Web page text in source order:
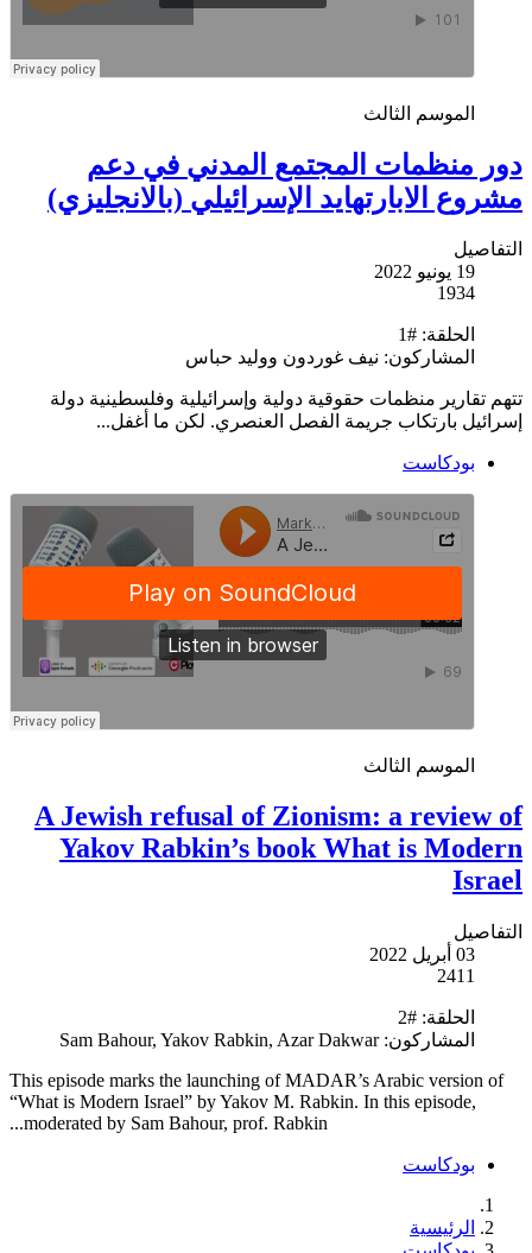
الموسم الثالث
دور منظمات المجتمع المدني في دعم
مشروع الابارتهايد الإسرائيلي (بالانجليزي)
التفاصيل
19 يونيو 2022
1934
الحلقة: #1
المشاركون: نيف غوردون ووليد حباس
تتهم تقارير منظمات حقوقية دولية وإسرائيلية وفلسطينية دولة
إسرائيل بارتكاب جريمة الفصل العنصري. لكن ما أغفل...
بودكاست
الموسم الثالث
A Jewish refusal of Zionism: a review of
Yakov Rabkin’s book What is Modern
Israel
التفاصيل
03 أبريل 2022
2411
الحلقة: #2
المشاركون:Sam Bahour, Yakov Rabkin, Azar Dakwar
This episode marks the launching of MADAR’s Arabic version of
“What is Modern Israel” by Yakov M. Rabkin. In this episode,
moderated by Sam Bahour, prof. Rabkin...
بودكاست
الرئيسية